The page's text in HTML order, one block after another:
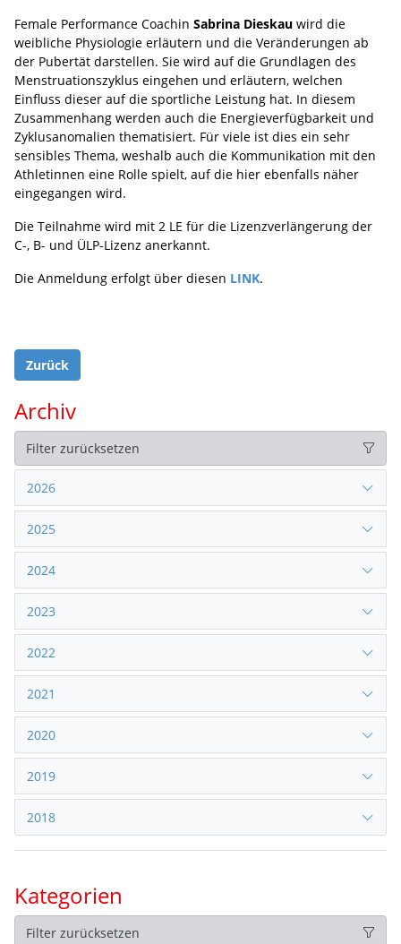
Female Performance Coachin Sabrina Dieskau wird die
weibliche Physiologie erläutern und die Veränderungen ab
der Pubertät darstellen. Sie wird auf die Grundlagen des
Menstruationszyklus eingehen und erläutern, welchen
Einfluss dieser auf die sportliche Leistung hat. In diesem
Zusammenhang werden auch die Energieverfügbarkeit und
Zyklusanomalien thematisiert. Für viele ist dies ein sehr
sensibles Thema, weshalb auch die Kommunikation mit den
Athletinnen eine Rolle spielt, auf die hier ebenfalls näher
eingegangen wird.
Die Teilnahme wird mit 2 LE für die Lizenzverlängerung der
C-, B- und ÜLP-Lizenz anerkannt.
Die Anmeldung erfolgt über diesen LINK.
Zurück
Archiv
Filter zurücksetzen
2026
2025
2024
2023
2022
2021
2020
2019
2018
Kategorien
Filter zurücksetzen